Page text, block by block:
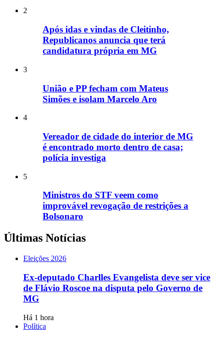
2
Após idas e vindas de Cleitinho,
Republicanos anuncia que terá
candidatura própria em MG
3
União e PP fecham com Mateus
Simões e isolam Marcelo Aro
4
Vereador de cidade do interior de MG
é encontrado morto dentro de casa;
polícia investiga
5
Ministros do STF veem como
improvável revogação de restrições a
Bolsonaro
Últimas Notícias
Eleições 2026
Ex-deputado Charlles Evangelista deve ser vice
de Flávio Roscoe na disputa pelo Governo de
MG
Há 1 hora
Política